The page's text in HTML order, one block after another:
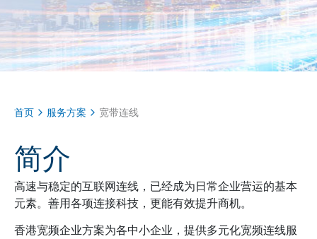
首页 服务方案 宽带连线
简介
高速与稳定的互联网连线，已经成为日常企业营运的基本
元素。善用各项连接科技，更能有效提升商机。
香港宽频企业方案为各中小企业，提供多元化宽频连线服